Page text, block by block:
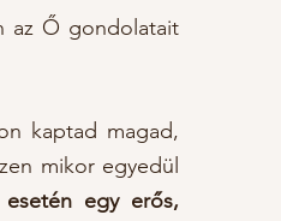
az Ő gondolatait
kaptad magad,
mikor egyedül
egy erős,